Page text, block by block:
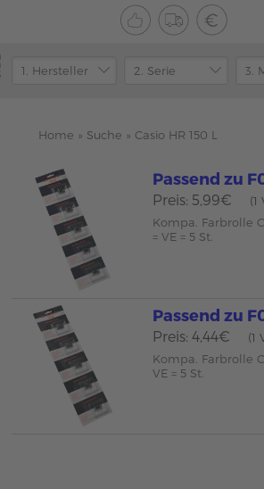
Home » Suche » Casio HR 150 L
Passend zu
Preis: 5,99€
(1
Kompa. Farbrolle
= VE = 5 St.
Passend zu
Preis: 4,44€
(1
Kompa. Farbrolle
VE = 5 St.